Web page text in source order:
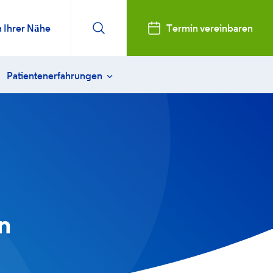
Ihrer Nähe Termin vereinbaren
Patientenerfahrungen